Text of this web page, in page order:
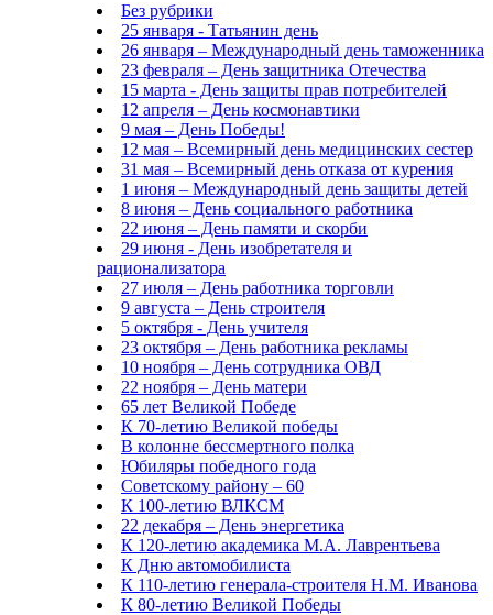
Без рубрики
25 января - Татьянин день
26 января – Международный день таможенника
23 февраля – День защитника Отечества
15 марта - День защиты прав потребителей
12 апреля – День космонавтики
9 мая – День Победы!
12 мая – Всемирный день медицинских сестер
31 мая – Всемирный день отказа от курения
1 июня – Международный день защиты детей
8 июня – День социального работника
22 июня – День памяти и скорби
29 июня - День изобретателя и
рационализатора
27 июля – День работника торговли
9 августа – День строителя
5 октября - День учителя
23 октября – День работника рекламы
10 ноября – День сотрудника ОВД
22 ноября – День матери
65 лет Великой Победе
К 70-летию Великой победы
В колонне бессмертного полка
Юбиляры победного года
Советскому району – 60
К 100-летию ВЛКСМ
22 декабря – День энергетика
К 120-летию академика М.А. Лаврентьева
К Дню автомобилиста
К 110-летию генерала-строителя Н.М. Иванова
К 80-летию Великой Победы